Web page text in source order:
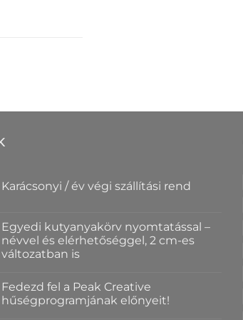
Karácsonyi / év végi szállítási rend
Karácsonyi
/
év
végi
bejegyzéshez
Egyedi kutyanyakörv nyomtatással –
névvel és elérhetőséggel, 2 cm-es
változatban is
a(z)
Egyedi
kutyanyakörv
Fedezd fel a Peak Creative
hűségprogramjának előnyeit!